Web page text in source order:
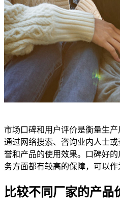
市场口碑和用户评价是衡量生
通过网络搜索、咨询业内人士
誉和产品的使用效果。口碑好
务方面都有较高的保障，可以作
比较不同厂家的产品